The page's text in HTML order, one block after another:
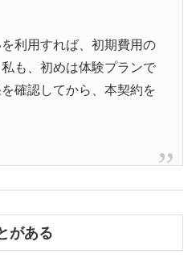
利用すれば、初期費用の
も、初めは体験プランで
確認してから、本契約を
がある